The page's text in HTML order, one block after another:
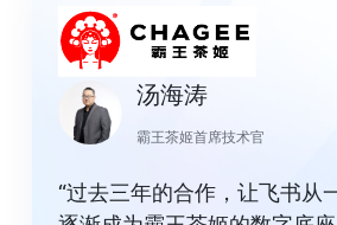
汤海涛
霸王茶姬首席技术官
“过去三年的合作，让飞书从